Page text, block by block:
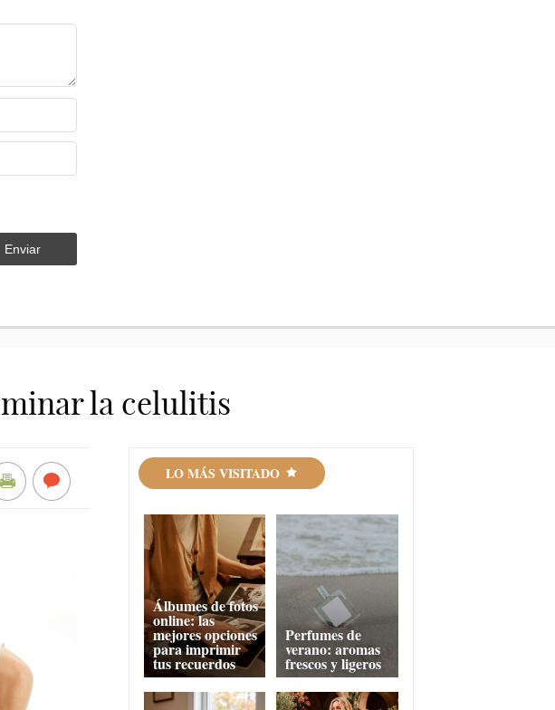
Enviar
la celulitis
LO MÁS VISITADO
Álbumes de fotos
online: las
mejores opciones
para imprimir
tus recuerdos
Perfumes de
verano: aromas
frescos y ligeros